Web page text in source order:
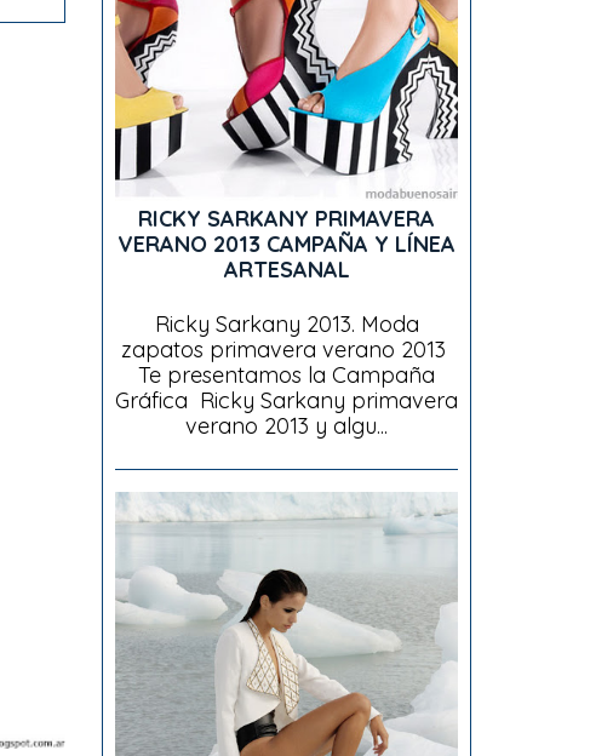
RICKY SARKANY PRIMAVERA
VERANO 2013 CAMPAÑA Y LÍNEA
ARTESANAL
Ricky Sarkany 2013. Moda
zapatos primavera verano 2013
Te presentamos la Campaña
Gráfica Ricky Sarkany primavera
verano 2013 y algu...